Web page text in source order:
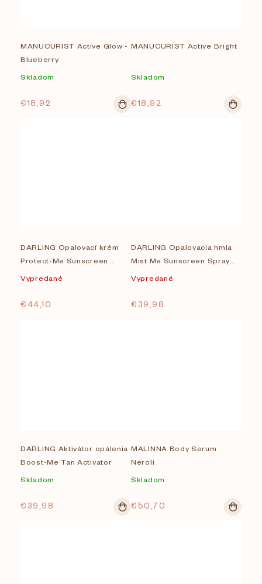
MANUCURIST Active Glow -
Blueberry
Skladom
€18,92
MANUCURIST Active Bright
Skladom
€18,92
DARLING Opalovací krém
Protect-Me Sunscreen
Vypredané
€44,10
DARLING Opalovacia hmla
Mist Me Sunscreen Spray
Vypredané
€39,98
DARLING Aktivátor opálenia
Boost-Me Tan Activator
Skladom
€39,98
MALINNA Body Serum
Neroli
Skladom
€50,70